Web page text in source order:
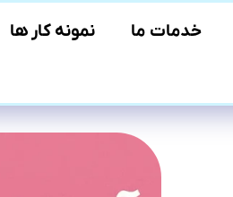
خدمات ما نمونه کار ها